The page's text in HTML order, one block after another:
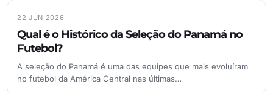
22 JUN 2026
Qual é o Histórico da Seleção do Panamá no
Futebol?
A seleção do Panamá é uma das equipes que mais evoluíram
no futebol da América Central nas últimas…